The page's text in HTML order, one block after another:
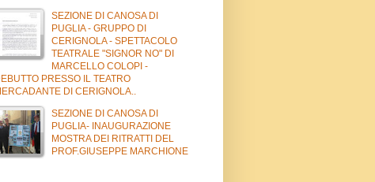
SEZIONE DI CANOSA DI
PUGLIA - GRUPPO DI
CERIGNOLA - SPETTACOLO
TEATRALE "SIGNOR NO" DI
MARCELLO COLOPI -
PRESSO IL TEATRO
DI CERIGNOLA..
SEZIONE DI CANOSA DI
PUGLIA- INAUGURAZIONE
MOSTRA DEI RITRATTI DEL
PROF.GIUSEPPE MARCHIONE